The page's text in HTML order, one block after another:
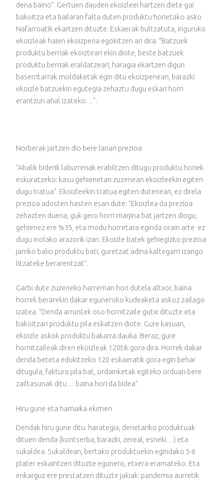
dena baino”. Gertuen dauden ekoizleei hartzen diete gai
bakoitza eta bailaran falta duten produktu horietako asko
Nafarroatik ekartzen dituzte. Eskaerak bultzatuta, inguruko
ekoizleak haien ekoizpena egokitzen ari dira: “Batzuek
produktu berriak ekoizteari ekin diote, beste batzuek
produktu berriak eraldatzeari, haragia ekartzen digun
baserritarrak moldaketak egin ditu ekoizpenean, barazki
ekoizle batzuekin egutegia zehaztu dugu eskari horri
erantzun ahal izateko…”.
Norberak jartzen dio bere lanari prezioa
“Ahalik biderik laburrenak erabiltzen ditugu produktu horiek
eskuratzeko: kasu gehienetan zuzenean ekoizleekin egiten
dugu tratua”. Ekoizleekin tratua egiten dutenean, ez direla
prezioa adosten hasten esan dute: “Ekoizlea da prezioa
zehazten duena, guk gero horri marjina bat jartzen diogu,
gehienez ere %35, eta modu horretara eginda orain arte ez
dugu inolako arazorik izan. Ekoizle batek gehiegizko prezioa
jarriko balio produktu bati, guretzat adina kaltegarri izango
litzateke berarentzat”.
Garbi dute zuzeneko harreman hori dutela altxor, baina
horrek berarekin dakar eguneroko kudeaketa askoz zailago
izatea. “Denda arruntek oso hornitzaile gutxi dituzte eta
bakoitzari produktu pila eskatzen diote. Gure kasuan,
ekoizle askok produktu bakarra dauka. Beraz, gure
hornitzaileak diren ekoizleak 120tik gora dira. Horrek dakar
denda beteta edukitzeko 120 eskaeratik gora egin behar
ditugula, faktura pila bat, ordainketak egiteko orduan bere
zailtasunak ditu… baina hori da bidea”.
Hiru gune eta hamaika ekimen
Dendak hiru gune ditu: harategia, denetariko produktuak
dituen denda (kontserba, barazki, zereal, esneki…) eta
sukaldea. Sukaldean, bertako produktuekin egindako 5-6
plater eskaintzen dituzte egunero, etxera eramateko. Eta
enkarguz ere prestatzen dituzte jakiak: pandemia aurretik